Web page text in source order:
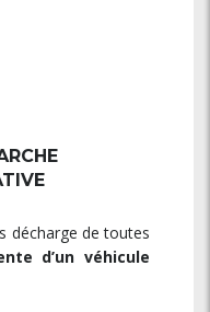
décharge de toutes
d’un véhicule